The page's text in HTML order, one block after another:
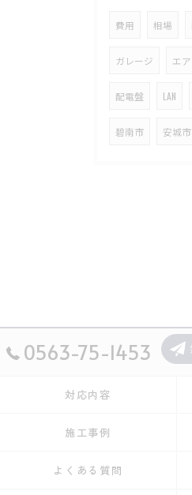
費用 相場
ガレージ エ
配電盤 LAN
碧南市 安城市
0563-75-1453
対応内容
施工事例
よくある質問